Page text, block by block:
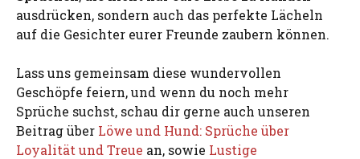
ausdrücken, sondern auch das perfekte Lächeln
auf die Gesichter eurer Freunde zaubern können.
Lass uns gemeinsam diese wundervollen
Geschöpfe feiern, und wenn du noch mehr
Sprüche suchst, schau dir gerne auch unseren
Beitrag über Löwe und Hund: Sprüche über
Loyalität und Treue an, sowie Lustige